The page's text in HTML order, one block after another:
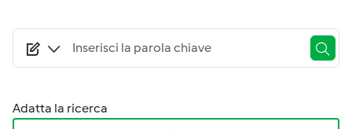
Adatta la ricerca